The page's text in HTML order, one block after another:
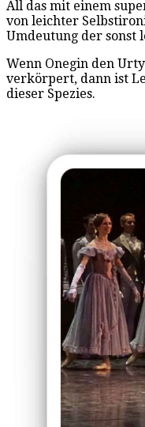
All das mit einem
von leichter
Umdeutung der sonst
Wenn Onegin den
verkörpert, dann ist
dieser Spezies.